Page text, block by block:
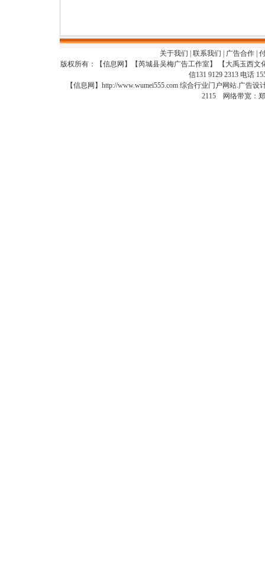
关于我们 联系我们 广告合作
版权所有：【信息网】【芮城县吴梅广告工作室】 【大禹玉西
信131 9129 2313 电话
【信息网】http://www.wumei555.com 综合行业门户网站.广告
2115 网络带宽：郑